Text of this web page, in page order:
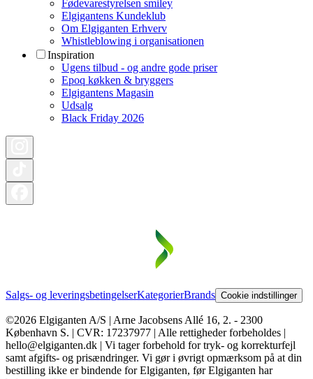
Fødevarestyrelsen smiley
Elgigantens Kundeklub
Om Elgiganten Erhverv
Whistleblowing i organisationen
Inspiration
Ugens tilbud - og andre gode priser
Epoq køkken & bryggers
Elgigantens Magasin
Udsalg
Black Friday 2026
Salgs- og leveringsbetingelserKategorierBrands Cookie indstillinger
©2026 Elgiganten A/S | Arne Jacobsens Allé 16, 2. - 2300
København S. | CVR: 17237977 | Alle rettigheder forbeholdes |
hello@elgiganten.dk | Vi tager forbehold for tryk- og korrekturfejl
samt afgifts- og prisændringer. Vi gør i øvrigt opmærksom på at din
bestilling ikke er bindende for Elgiganten, før Elgiganten har